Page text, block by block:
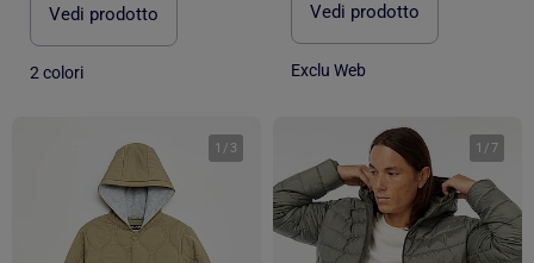
Vedi prodotto
2 colori
Vedi prodotto
Exclu Web
1 / 3 1 / 7